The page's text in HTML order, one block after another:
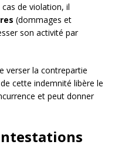
de violation, il
(dommages et
son activité par
verser la contrepartie
cette indemnité libère le
et peut donner